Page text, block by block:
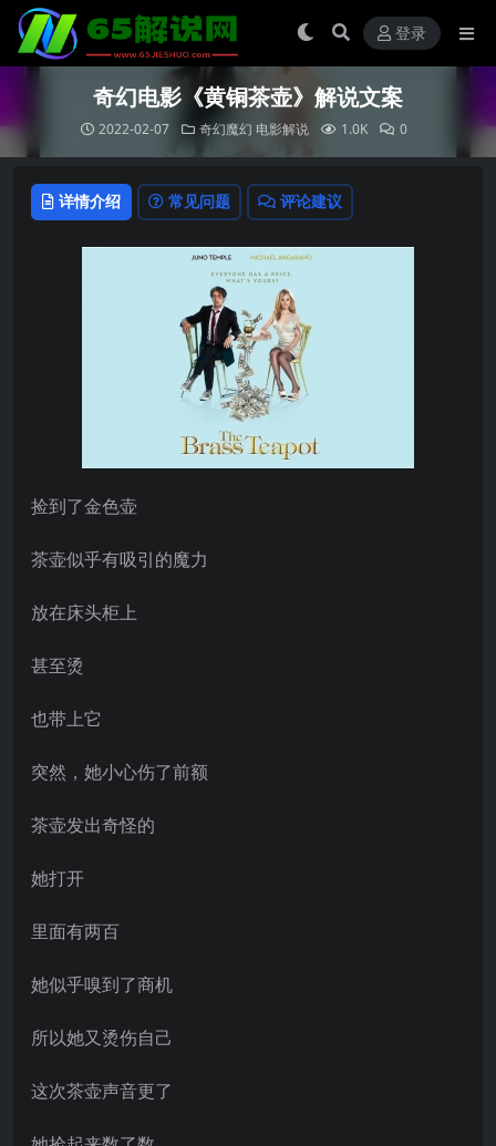
登录
奇幻电影《黄铜茶壶》解说文案
2022-02-07 奇幻魔幻 电影解说 1.0K 0
详情介绍 常见问题 评论建议
捡到了金色壶
茶壶似乎有吸引的魔力
放在床头柜上
甚至烫
也带上它
突然，她小心伤了前额
茶壶发出奇怪的
她打开
里面有两百
她似乎嗅到了商机
所以她又烫伤自己
这次茶壶声音更了